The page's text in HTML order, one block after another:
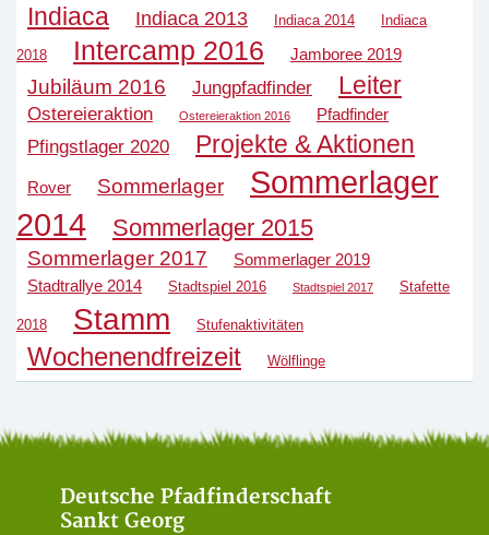
Indiaca Indiaca 2013 Indiaca 2014 Indiaca
2018 Intercamp 2016 Jamboree 2019
Jubiläum 2016 Jungpfadfinder Leiter
Ostereieraktion Ostereieraktion 2016 Pfadfinder
Pfingstlager 2020 Projekte & Aktionen
Rover Sommerlager
Sommerlager
2014
Sommerlager 2015
Sommerlager 2017
Sommerlager 2019
Stadtrallye 2014
Stadtspiel 2016 Stadtspiel 2017 Stafette
2018 Stamm Stufenaktivitäten
Wochenendfreizeit Wölflinge
Deutsche Pfadfinderschaft
Sankt Georg